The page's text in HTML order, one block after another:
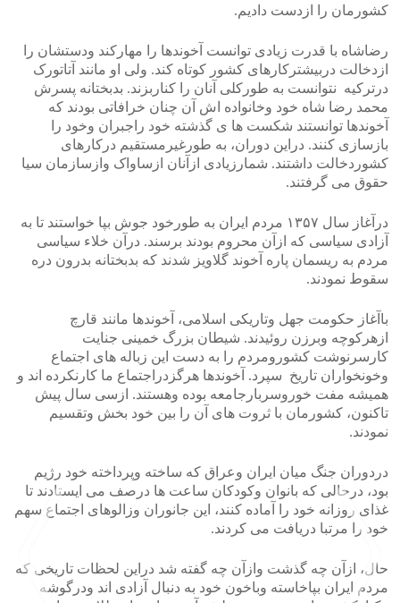
کشورمان را ازدست دادیم.
رضاشاه با قدرت زیادی توانست آخوندها را مهارکند ودستشان را
ازدخالت دربیشترکارهای کشور کوتاه کند. ولی او مانند آتاتورک
درترکیه نتوانست به طورکلی آنان را کناربزند. بدبختانه پسرش
محمد رضا شاه خود وخانواده اش آن چنان خرافاتی بودند که
آخوندها توانستند شکست ها ی گذشته خود راجبران وخود را
بازسازی کنند. دراین دوران، به طورغیرمستقیم درکارهای
کشوردخالت داشتند. شمارزیادی ازآنان ازساواک وازسازمان سیا
حقوق می گرفتند.
درآغاز سال ۱۳۵۷ مردم ایران به طورخود جوش بپا خواستند تا به
آزادی سیاسی که ازآن محروم بودند برسند. درآن خلاء سیاسی
مردم به ریسمان پاره آخوند گلاویز شدند که بدبختانه بدرون دره
سقوط نمودند.
باآغاز حکومت جهل وتاریکی اسلامی، آخوندها مانند قارچ
ازهرکوچه وبرزن روئیدند. شیطان بزرگ خمینی جنایت
کارسرنوشت کشورومردم را به دست این زباله های اجتماع
وخونخواران تاریخ سپرد. آخوندها هرگزدراجتماع ما کارنکرده اند و
همیشه مفت خوروسربارجامعه بوده وهستند. ازسی سال پیش
تاکنون، کشورمان با ثروت های آن را بین خود بخش وتقسیم
نمودند.
دردوران جنگ میان ایران وعراق که ساخته وپرداخته خود رژیم
بود، درحالی که بانوان وکودکان ساعت ها درصف می ایستادند تا
غذای روزانه خود را آماده کنند، این جانوران وزالوهای اجتماع سهم
خود را مرتبا دریافت می کردند.
حال، ازآن چه گذشت وازآن چه گفته شد دراین لحظات تاریخی که
مردم ایران بپاخاسته وباخون خود به دنبال آزادی اند ودرگوشه